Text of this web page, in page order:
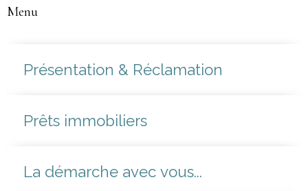
Menu
Présentation & Réclamation
Prêts immobiliers
La démarche avec vous...